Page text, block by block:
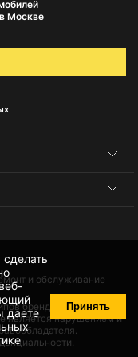
даете
Принять
Москве
и обслуживание
бренда происходит
является нарушением и